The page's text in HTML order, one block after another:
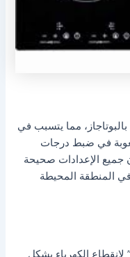
مما يتسبب في
في ضبط درجات
جميع الإعدادات صحيحة
المنطقة المحيطة
الكهرباء بشكل